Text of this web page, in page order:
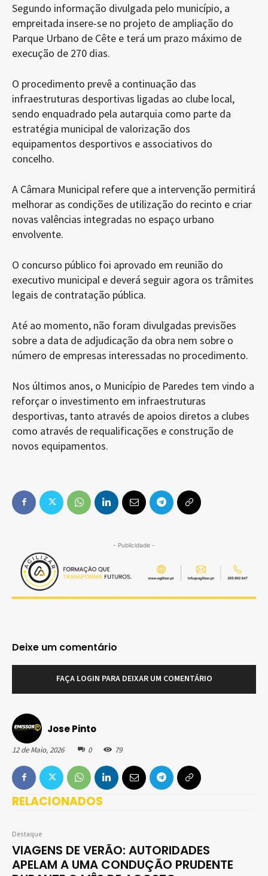
Jose Pinto
12 de Maio, 2026 0 79
RELACIONADOS
Destaque
VIAGENS DE VERÃO: AUTORIDADES
APELAM A UMA CONDUÇÃO PRUDENTE
Segundo informação divulgada pelo município, a
empreitada insere-se no projeto de ampliação do
Parque Urbano de Cête e terá um prazo máximo de
execução de 270 dias.
O procedimento prevê a continuação das
infraestruturas desportivas ligadas ao clube local,
sendo enquadrado pela autarquia como parte da
estratégia municipal de valorização dos
equipamentos desportivos e associativos do
concelho.
A Câmara Municipal refere que a intervenção permitirá
melhorar as condições de utilização do recinto e criar
novas valências integradas no espaço urbano
envolvente.
O concurso público foi aprovado em reunião do
executivo municipal e deverá seguir agora os trâmites
legais de contratação pública.
Até ao momento, não foram divulgadas previsões
sobre a data de adjudicação da obra nem sobre o
número de empresas interessadas no procedimento.
Nos últimos anos, o Município de Paredes tem vindo a
reforçar o investimento em infraestruturas
desportivas, tanto através de apoios diretos a clubes
como através de requalificações e construção de
novos equipamentos.
- Publicidade -
Deixe um comentário
FAÇA LOGIN PARA DEIXAR UM COMENTÁRIO